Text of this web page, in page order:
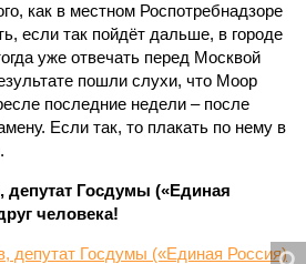
как в местном Роспотребнадзоре
если так пойдёт дальше, в городе
уже отвечать перед Москвой
пошли слухи, что Моор
последние недели – после
Если так, то плакать по нему в
депутат Госдумы («Единая
человека!